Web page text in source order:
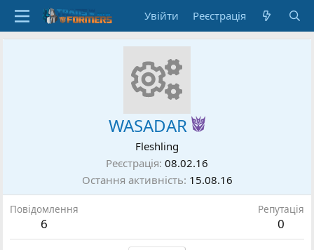
Увійти Реєстрація
WASADAR
Fleshling
Реєстрація 08.02.16
Остання активність 15.08.16
Повідомлення
6
Репутація
0